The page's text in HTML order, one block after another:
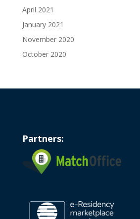
April 2021
January 2021
November 2020
October 2020
Partners: